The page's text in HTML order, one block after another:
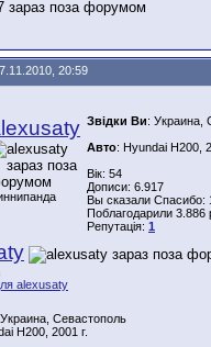
20:59
Звідки Ви: Украина,
Авто: Hyundai H200,
Вік: 54
Дописи: 6.917
Вы сказали Спасибо:
Поблагодарили 3.886
Репутація: 1
Севастополь
H200, 2001 г.